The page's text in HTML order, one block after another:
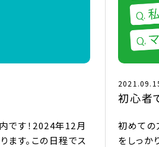
です！2024年12月
ます。この日程でス
初心者
初めての
をしっか